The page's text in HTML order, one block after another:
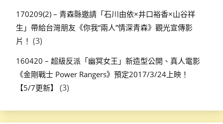
170209(2) – 青森縣邀請「石川由依×井口裕香×山谷祥
生」帶給台灣朋友《你我“兩人”情深青森》觀光宣傳影
片！ (3)
160420 – 超級反派「幽冥女王」新造型公開、真人電影
《金剛戰士 Power Rangers》預定2017/3/24上映！
【5/7更新】
(3)